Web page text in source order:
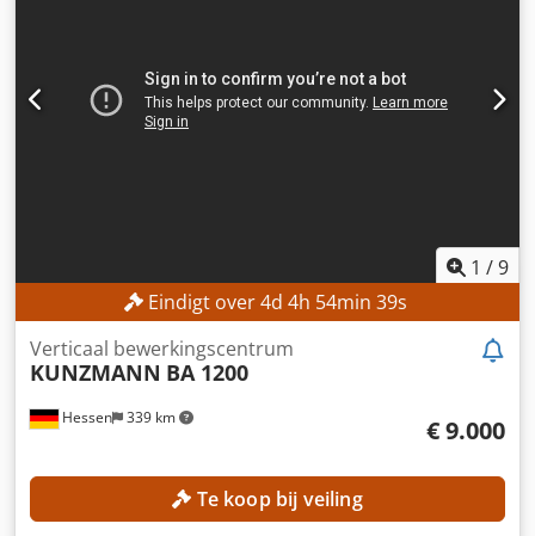
1 /9
Eindigt over4d 4h 54min 36s
Hessen 339 km
Verticaal bewerkingscentrum
KUNZMANN BA 1200
€ 9.000
Te koop bij veiling